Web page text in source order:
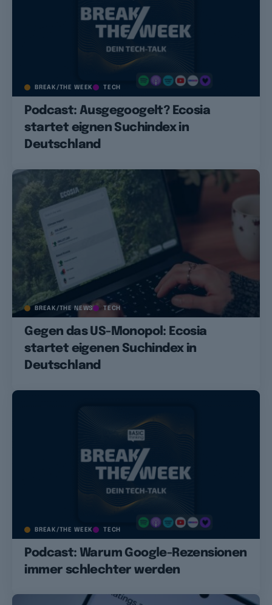
BREAK/THE WEEK TECH
Podcast: Ausgegoogelt? Ecosia
startet eignen Suchindex in
Deutschland
BREAK/THE NEWS TECH
Gegen das US-Monopol: Ecosia
startet eigenen Suchindex in
Deutschland
BREAK/THE WEEK TECH
Podcast: Warum Google-Rezensionen
immer schlechter werden